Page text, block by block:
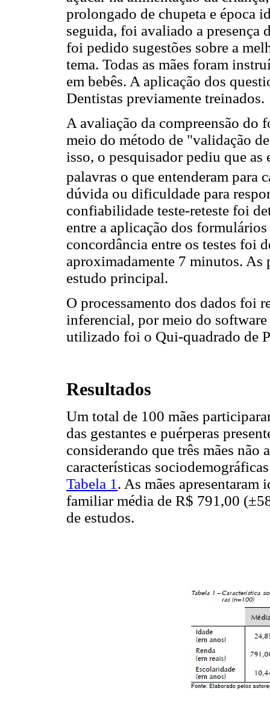
prolongado de chupeta e época
seguida, foi avaliado a presença
foi pedido sugestões sobre a
tema. Todas as mães foram
em bebês. A aplicação dos
Dentistas previamente treinados.
A avaliação da compreensão do
meio do método de "validação
isso, o pesquisador pediu que
palavras o que entenderam para
dúvida ou dificuldade para
confiabilidade teste-reteste foi
entre a aplicação dos
concordância entre os testes foi
aproximadamente 7 minutos.
estudo principal.
O processamento dos dados foi
inferencial, por meio do software
utilizado foi o Qui-quadrado de
Resultados
Um total de 100 mães
das gestantes e puérperas
considerando que três mães não
características
Tabela 1 . As mães apresentaram
familiar média de R$ 791,00
de estudos.